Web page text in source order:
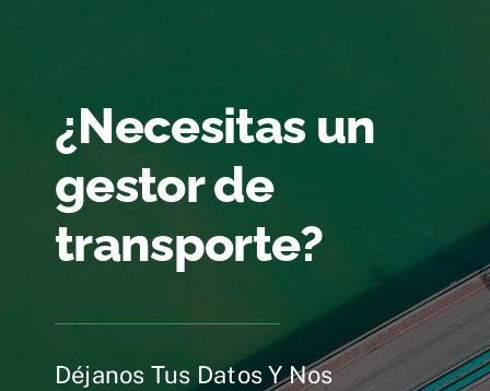
¿Necesitas un
gestor de
transporte?
Déjanos Tus Datos Y Nos